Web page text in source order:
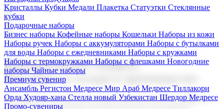
Kристаллы Кубки Медали Плакетка Статуэтки Стеклянные
кубки
Подарочные наборы
Бизнес наборы Кофейные наборы Кошельки Наборы из кожи
Наборы ручек Наборы с аккумуляторами Наборы с бутылками
для воды Наборы с ежедневниками Наборы с кружками
Наборы с термокружками Наборы с флешками Новогодние
наборы Чайные наборы
Премиум сувенир
Ансамбль Регистон Медресе Мир Араб Медресе Тиллакори
Орда Худояр-хана Стелла новый Узбекистан Шердор Медресе
Промо-сувениры
Корпоративные подарки
Поставка со склада и производство
Мы предлагаем широкий выбор корпоративных подарков и